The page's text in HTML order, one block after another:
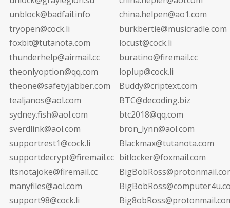
unblock@badfail.info
china.helpen@ao1.com
tryopen@cock.li
burkbertie@musicradle.com
foxbit@tutanota.com
locust@cock.li
thunderhelp@airmail.cc
buratino@firemail.cc
theonlyoption@qq.com
loplup@cock.li
theone@safetyjabber.com
Buddy@criptext.com
tealjanos@aol.com
BTC@decoding.biz
sydney.fish@aol.com
btc2018@qq.com
sverdlink@aol.com
bron_lynn@aol.com
supportrest1@cock.li
Blackmax@tutanota.com
supportdecrypt@firemail.cc bitlocker@foxmail.com
itsnotajoke@firemail.cc
manyfiles@aol.com
support98@cock.li